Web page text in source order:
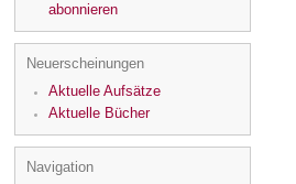
abonnieren
Neuerscheinungen
Aktuelle Aufsätze
Aktuelle Bücher
Navigation